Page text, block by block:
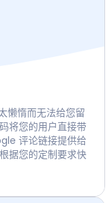
懒惰而无法给您留
将您的用户直接带
评论链接提供给
据您的定制要求快